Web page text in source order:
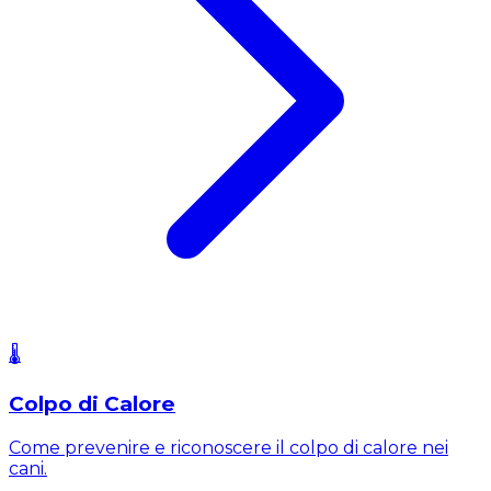
🌡️
Colpo di Calore
Come prevenire e riconoscere il colpo di calore nei
cani.